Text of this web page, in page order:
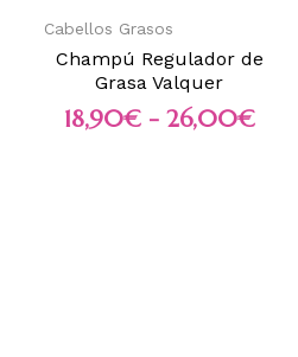
Cabellos Grasos
Champú Regulador de
Grasa Valquer
18,90€ - 26,00€